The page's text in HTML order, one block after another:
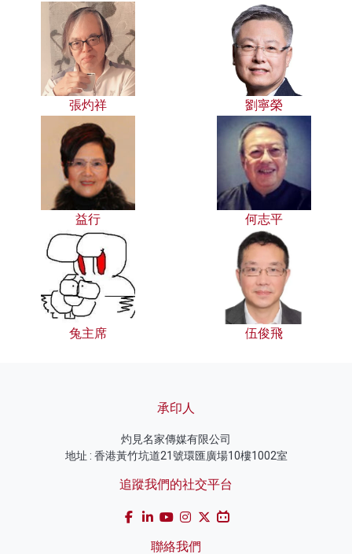
張灼祥 劉寧榮
益行 何志平
兔主席 伍俊飛
承印人
灼見名家傳媒有限公司
地址 : 香港黃竹坑道21號環匯廣場10樓1002室
追蹤我們的社交平台
聯絡我們